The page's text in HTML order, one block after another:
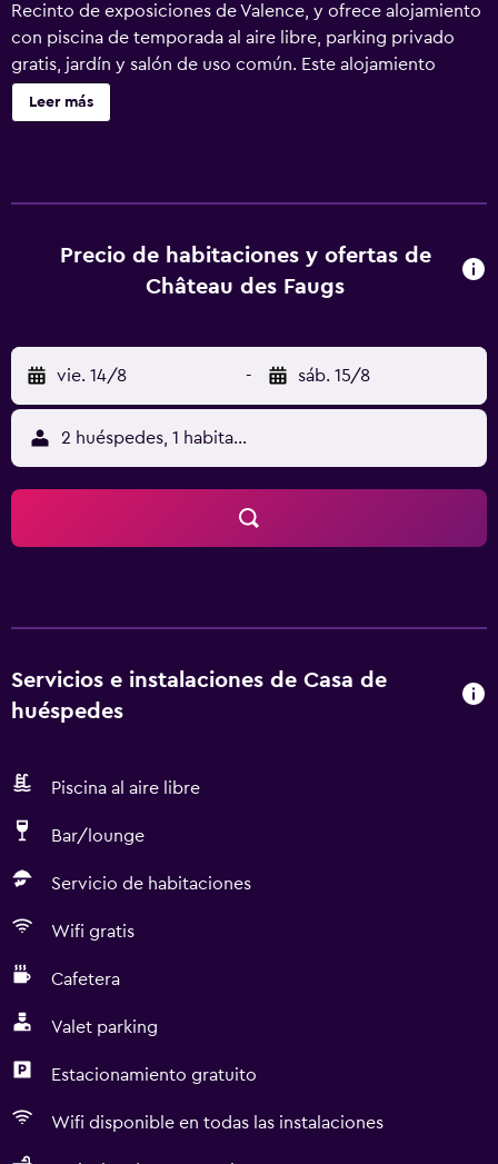
Recinto de exposiciones de Valence, y ofrece alojamiento
con piscina de temporada al aire libre, parking privado
gratis, jardín y salón de uso común. Este alojamiento
ofrece terraza, bar y zona de barbacoa. Este alojamiento
hipoalergénico está a 28 km de Valence Multimedia
habitaciones tienen vistas a la montaña. En el hostal o
pensión, todas las habitaciones cuentan con ropa de cama
juegos infantil. Se puede jugar al billar, al ping-pong y al
tenis en Château des Faugs, y la zona es ideal para
practicar senderismo y ciclismo. Valence Town Hall está a
28 km del alojamiento, y Valrhona Chocolate Factory está
a 31 km. El aeropuerto (Aeropuerto de Le Puy – Loudes)
está a 101 km, y el alojamiento ofrece servicio de traslado
de pago para ir o volver del aeropuerto.
Leer más
Precio de habitaciones y ofertas de
Château des Faugs
vie. 14/8 - sáb. 15/8
2 huéspedes, 1 habitación
Servicios e instalaciones de Casa de
huéspedes
Piscina al aire libre
Bar/lounge
Servicio de habitaciones
Wifi gratis
Cafetera
Valet parking
Estacionamiento gratuito
Wifi disponible en todas las instalaciones